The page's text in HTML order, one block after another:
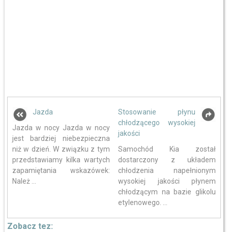
Jazda
Jazda w nocy Jazda w nocy
jest bardziej niebezpieczna
niż w dzień. W związku z tym
przedstawiamy kilka wartych
zapamiętania wskazówek:
Należ ...
Stosowanie płynu
chłodzącego wysokiej
jakości
Samochód Kia został
dostarczony z układem
chłodzenia napełnionym
wysokiej jakości płynem
chłodzącym na bazie glikolu
etylenowego. ...
Zobacz tez: